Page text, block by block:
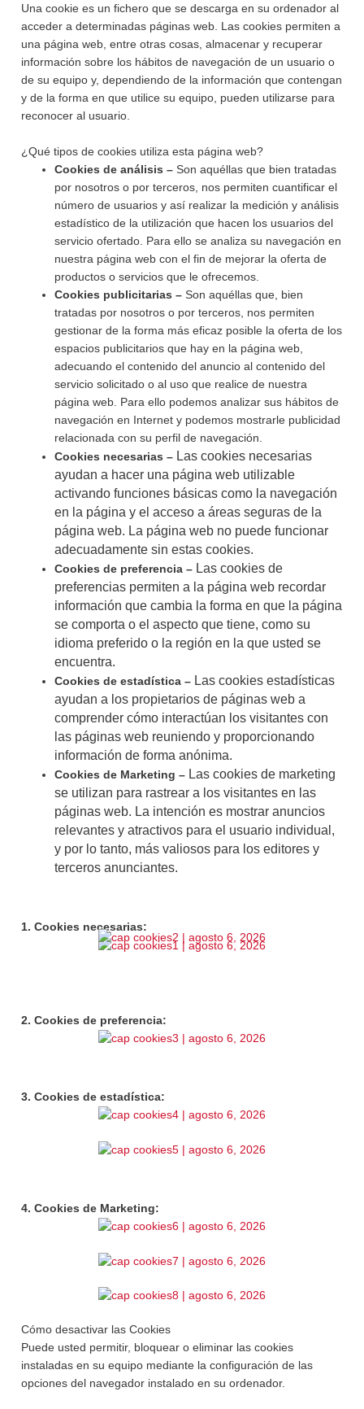
Una cookie es un fichero que se descarga en su ordenador al
acceder a determinadas páginas web. Las cookies permiten a
una página web, entre otras cosas, almacenar y recuperar
información sobre los hábitos de navegación de un usuario o
de su equipo y, dependiendo de la información que contengan
y de la forma en que utilice su equipo, pueden utilizarse para
reconocer al usuario.
¿Qué tipos de cookies utiliza esta página web?
Cookies de análisis – Son aquéllas que bien tratadas
por nosotros o por terceros, nos permiten cuantificar el
número de usuarios y así realizar la medición y análisis
estadístico de la utilización que hacen los usuarios del
servicio ofertado. Para ello se analiza su navegación en
nuestra página web con el fin de mejorar la oferta de
productos o servicios que le ofrecemos.
Cookies publicitarias – Son aquéllas que, bien
tratadas por nosotros o por terceros, nos permiten
gestionar de la forma más eficaz posible la oferta de los
espacios publicitarios que hay en la página web,
adecuando el contenido del anuncio al contenido del
servicio solicitado o al uso que realice de nuestra
página web. Para ello podemos analizar sus hábitos de
navegación en Internet y podemos mostrarle publicidad
relacionada con su perfil de navegación.
Cookies necesarias – Las cookies necesarias
ayudan a hacer una página web utilizable
activando funciones básicas como la navegación
en la página y el acceso a áreas seguras de la
página web. La página web no puede funcionar
adecuadamente sin estas cookies.
Cookies de preferencia – Las cookies de
preferencias permiten a la página web recordar
información que cambia la forma en que la página
se comporta o el aspecto que tiene, como su
idioma preferido o la región en la que usted se
encuentra.
Cookies de estadística – Las cookies estadísticas
ayudan a los propietarios de páginas web a
comprender cómo interactúan los visitantes con
las páginas web reuniendo y proporcionando
información de forma anónima.
Cookies de Marketing – Las cookies de marketing
se utilizan para rastrear a los visitantes en las
páginas web. La intención es mostrar anuncios
relevantes y atractivos para el usuario individual,
y por lo tanto, más valiosos para los editores y
terceros anunciantes.
1. Cookies necesarias:
2. Cookies de preferencia:
3. Cookies de estadística:
4. Cookies de Marketing:
Cómo desactivar las Cookies
Puede usted permitir, bloquear o eliminar las cookies
instaladas en su equipo mediante la configuración de las
opciones del navegador instalado en su ordenador.